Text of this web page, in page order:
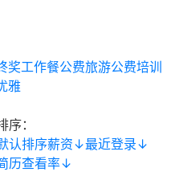
奖工作餐公费旅游公费培训
雅
序：
认排序薪资↓最近登录↓
历查看率↓